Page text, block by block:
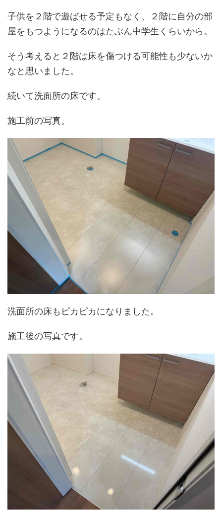
子供を２階で遊ばせる予定もなく、２階に自分の部
屋をもつようになるのはたぶん中学生くらいから。
そう考えると２階は床を傷つける可能性も少ないか
なと思いました。
続いて洗面所の床です。
施工前の写真。
洗面所の床もピカピカになりました。
施工後の写真です。